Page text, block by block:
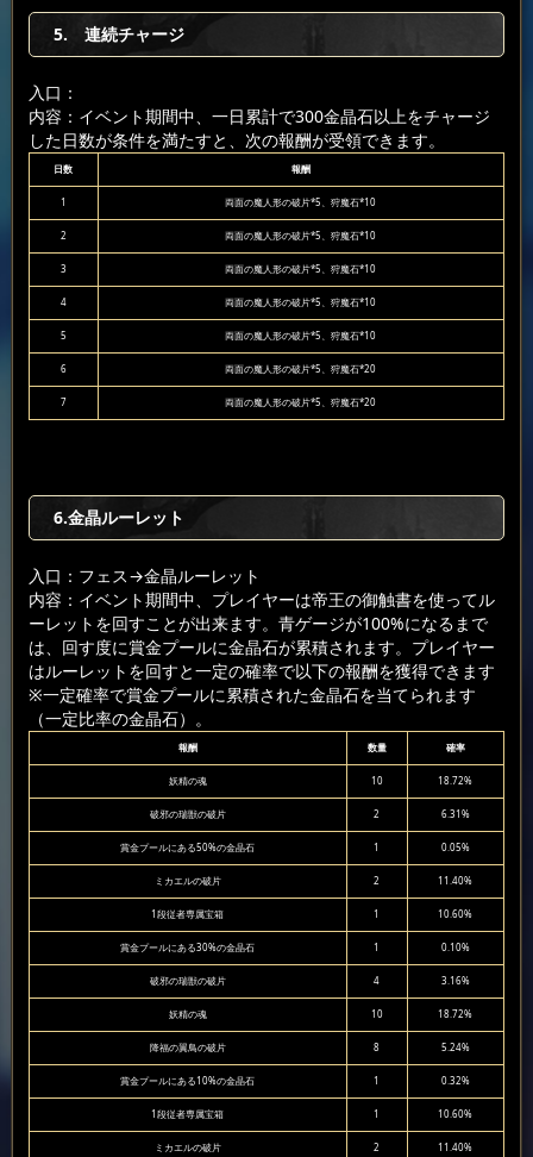
5. 連続チャージ
入口：
内容：イベント期間中、一日累計で300金晶石以上をチャージ
した日数が条件を満たすと、次の報酬が受領できます。
日数 報酬
1 両面の魔人形の破片*5、狩魔石*10
2 両面の魔人形の破片*5、狩魔石*10
3 両面の魔人形の破片*5、狩魔石*10
4 両面の魔人形の破片*5、狩魔石*10
5 両面の魔人形の破片*5、狩魔石*10
6 両面の魔人形の破片*5、狩魔石*20
7 両面の魔人形の破片*5、狩魔石*20
6.金晶ルーレット
入口：フェス→金晶ルーレット
内容：イベント期間中、プレイヤーは帝王の御触書を使ってル
ーレットを回すことが出来ます。青ゲージが100%になるまで
は、回す度に賞金プールに金晶石が累積されます。プレイヤー
はルーレットを回すと一定の確率で以下の報酬を獲得できます
※一定確率で賞金プールに累積された金晶石を当てられます
（一定比率の金晶石）。
報酬 数量 確率
妖精の魂 10 18.72%
破邪の瑞獣の破片 2 6.31%
賞金プールにある50%の金晶石 1 0.05%
ミカエルの破片 2 11.40%
1段従者専属宝箱 1 10.60%
賞金プールにある30%の金晶石 1 0.10%
破邪の瑞獣の破片 4 3.16%
妖精の魂 10 18.72%
降福の翼鳥の破片 8 5.24%
賞金プールにある10%の金晶石 1 0.32%
1段従者専属宝箱 1 10.60%
ミカエルの破片 2 11.40%